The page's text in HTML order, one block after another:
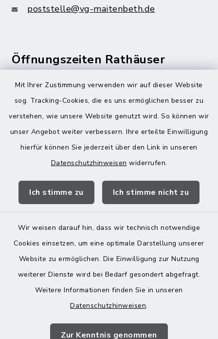
Mit Ihrer Zustimmung verwenden wir auf dieser Website
sog. Tracking-Cookies, die es uns ermöglichen besser zu
verstehen, wie unsere Website genutzt wird. So können wir
unser Angebot weiter verbessern. Ihre erteilte Einwilligung
hierfür können Sie jederzeit über den Link in unseren
Datenschutzhinweisen widerrufen.
Ich stimme zu Ich stimme nicht zu
Wir weisen darauf hin, dass wir technisch notwendige
Cookies einsetzen, um eine optimale Darstellung unserer
Website zu ermöglichen. Die Einwilligung zur Nutzung
weiterer Dienste wird bei Bedarf gesondert abgefragt.
Weitere Informationen finden Sie in unseren
Datenschutzhinweisen.
Zur Kenntnis genommen
poststelle@vg-maitenbeth.de
Öffnungszeiten Rathäuser
Montag bis Freitag:
08:00-12:00 Uhr
Donnerstag zusätzlich:
13:00-18:00 Uhr
Landratsamt Mühldorf
Barrierefreiheit